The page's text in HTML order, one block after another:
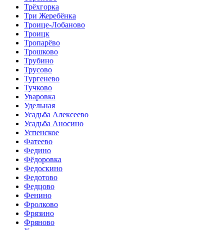
Трёхгорка
Три Жеребёнка
Троице-Лобаново
Троицк
Тропарёво
Трошково
Трубино
Трусово
Тургенево
Тучково
Уваровка
Удельная
Усадьба Алексеево
Усадьба Аносино
Успенское
Фатеево
Федино
Фёдоровка
Федоскино
Федотово
Федцово
Фенино
Фролково
Фрязино
Фряново